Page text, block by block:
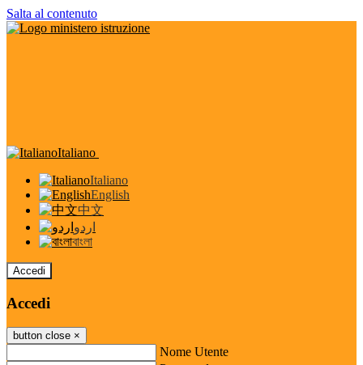
Salta al contenuto
Italiano
Italiano
English
中文
اردو
বাংলা
Accedi
Accedi
button close ×
Nome Utente